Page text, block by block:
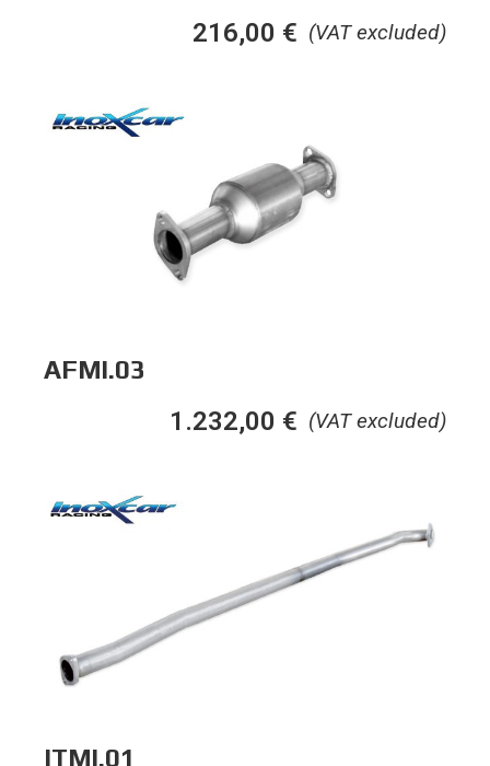
(VAT excluded)
216,00 €
AFMI.03
(VAT excluded)
1.232,00 €
ITMI.01